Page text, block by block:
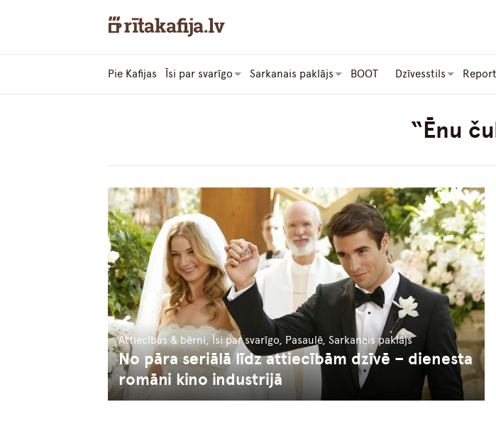
Pie Kafijas Īsi par svarīgo Sarkanais paklājs BOOT Dzīvesstils
“Ēnu
Attiecības & bērni, Īsi par svarīgo, Pasaulē, Sarkanais paklājs
No pāra seriālā līdz attiecībām dzīvē – dienesta
romāni kino industrijā